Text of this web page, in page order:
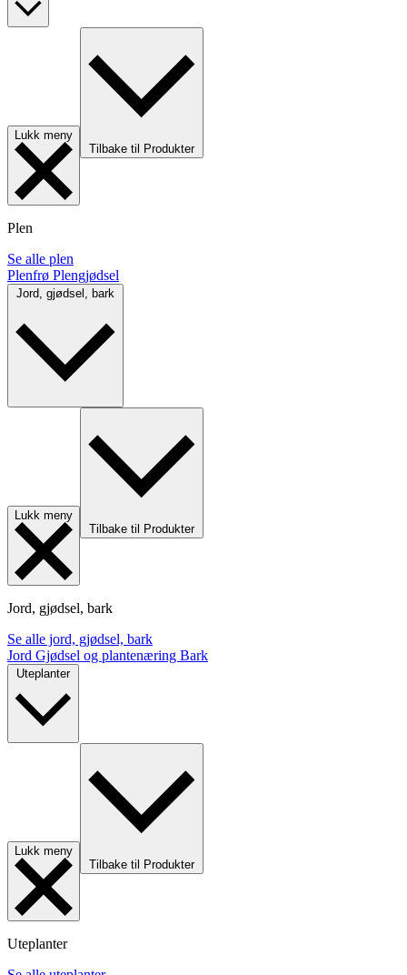
Lukk meny
Tilbake til Produkter
Plen
Se alle plen
Plenfrø Plengjødsel
Lukk meny
Tilbake til Produkter
Jord, gjødsel, bark
Se alle jord, gjødsel, bark
Jord Gjødsel og plantenæring Bark
Uteplanter
Lukk meny
Tilbake til Produkter
Uteplanter